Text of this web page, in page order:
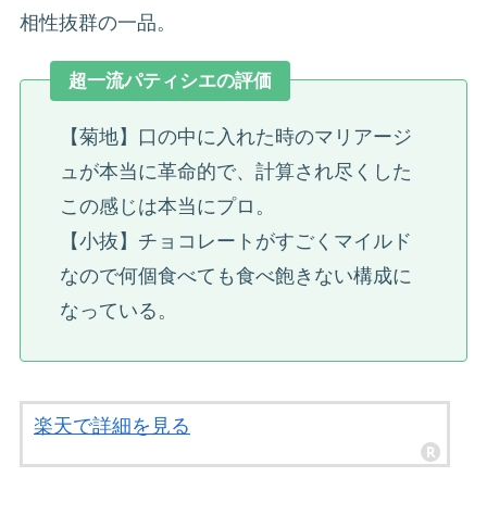
相性抜群の一品。
超一流パティシエの評価
【菊地】口の中に入れた時のマリアージ
ュが本当に革命的で、計算され尽くした
この感じは本当にプロ。
【小抜】チョコレートがすごくマイルド
なので何個食べても食べ飽きない構成に
なっている。
楽天で詳細を見る